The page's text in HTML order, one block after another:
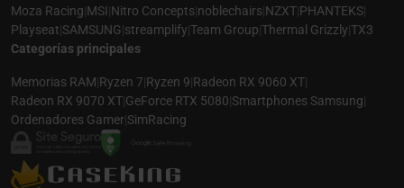
Moza Racing|MSI|Nitro Concepts|noblechairs|NZXT|PHANTEKS|
Playseat|SAMSUNG|streamplify|Team Group|Thermal Grizzly|TX3
Categorías principales
Memorias RAM|Ryzen 7|Ryzen 9|Radeon RX 9060 XT|
Radeon RX 9070 XT|GeForce RTX 5080|Smartphones Samsung|
Ordenadores Gamer|SimRacing